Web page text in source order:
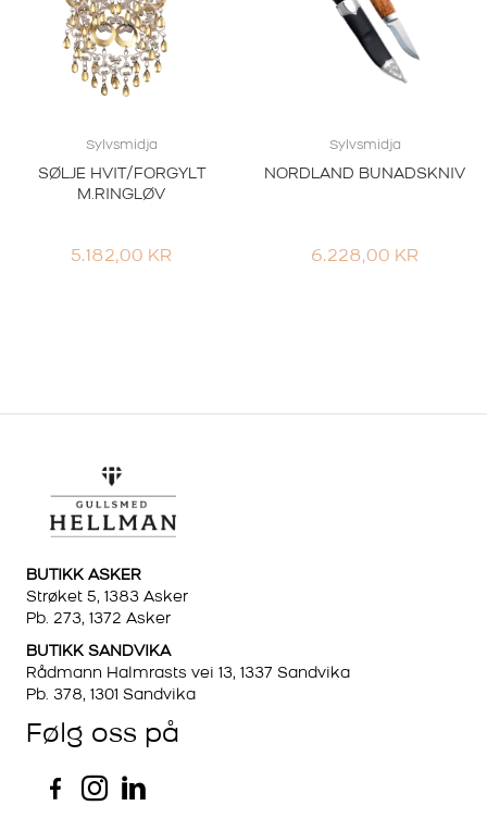
Sylvsmidja
SØLJE HVIT/FORGYLT
M.RINGLØV
5.182,00 KR
Sylvsmidja
NORDLAND BUNADSKNIV
6.228,00 KR
BUTIKK ASKER
Strøket 5, 1383 Asker
Pb. 273, 1372 Asker
BUTIKK SANDVIKA
Rådmann Halmrasts vei 13, 1337 Sandvika
Pb. 378, 1301 Sandvika
Følg oss på